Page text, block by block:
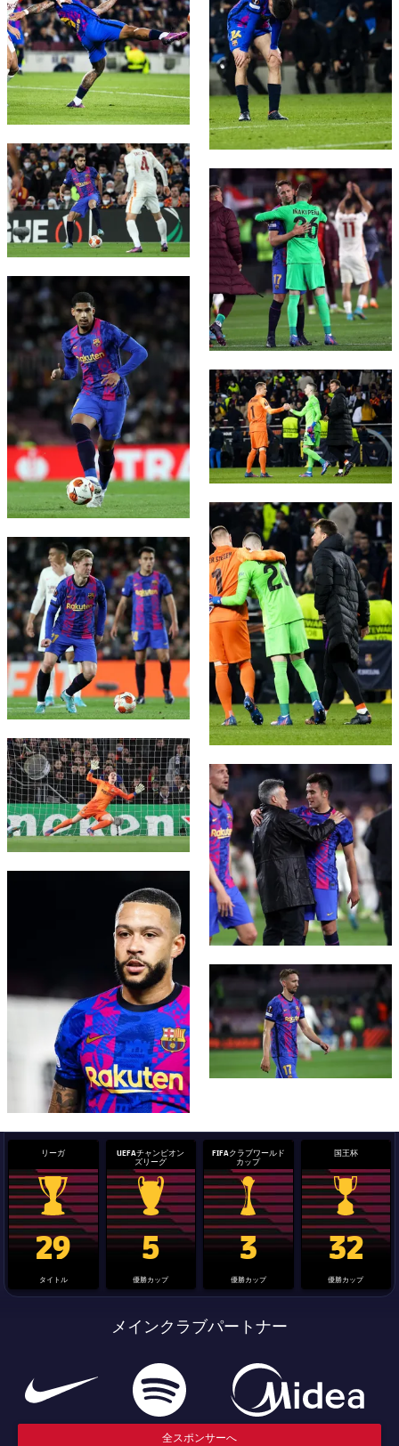
FC Barcelona club badge
FC Barcelona club badge
FC Barcelona club badge
FC Barcelona club badge
FC Barcelona club badge
FC Barcelona club badge
FC Barcelona club badge
FC Barcelona club badge
FC Barcelona club badge
リーガ
La Liga trophy
29
タイトル
UEFAチャンピオン
ズリーグ
Champions League trophy
5
優勝カップ
FIFAクラブワールド
カップ
label.aria.clubworldcup
3
優勝カップ
国王杯
国王杯
32
優勝カップ
メインクラブパートナー
全スポンサーへ